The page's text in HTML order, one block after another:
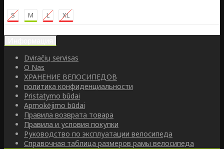
S M L XL
Dviračių servisas
O Nas
ХРАНЕНИЕ ВЕЛОСИПЕДОВ
политика конфиденциальности
Pristatymo būdai
Apmokėjimo būdai
Правила возврата товара
Правила и условия покупки
Руководство по эксплуатации велосипеда
Справочная таблица размеров рамы велосипеда